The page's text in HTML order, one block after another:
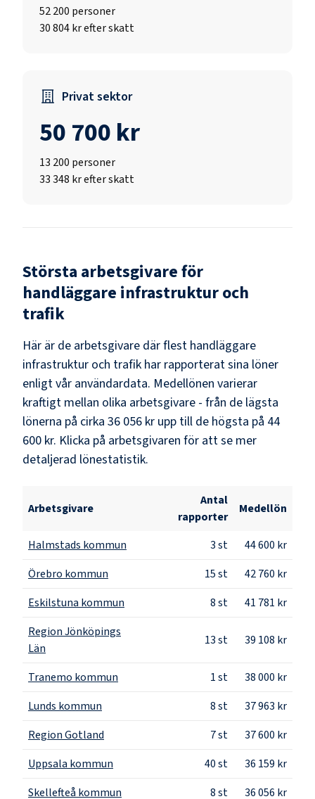
52 200 personer
30 804 kr efter skatt
Privat sektor
50 700 kr
13 200 personer
33 348 kr efter skatt
Största arbetsgivare för
handläggare infrastruktur och
trafik
Här är de arbetsgivare där flest handläggare
infrastruktur och trafik har rapporterat sina löner
enligt vår användardata. Medellönen varierar
kraftigt mellan olika arbetsgivare - från de lägsta
lönerna på cirka 36 056 kr upp till de högsta på 44
600 kr. Klicka på arbetsgivaren för att se mer
detaljerad lönestatistik.
Arbetsgivare
Antal
rapporter
Medellön
Halmstads kommun 3st
44 600 kr
Örebro kommun
15st
42 760 kr
Eskilstuna kommun
8st
41 781 kr
Region Jönköpings
Län
13st 39 108 kr
Tranemo kommun 1st
38 000 kr
Lunds kommun
8st
37 963 kr
Region Gotland
7st
37 600 kr
Uppsala kommun
40st
36 159 kr
Skellefteå kommun
8st 36 056 kr